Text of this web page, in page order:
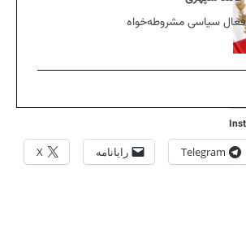
فعال سیاسی مشروطه‌خواه
Telegram رایانامه X